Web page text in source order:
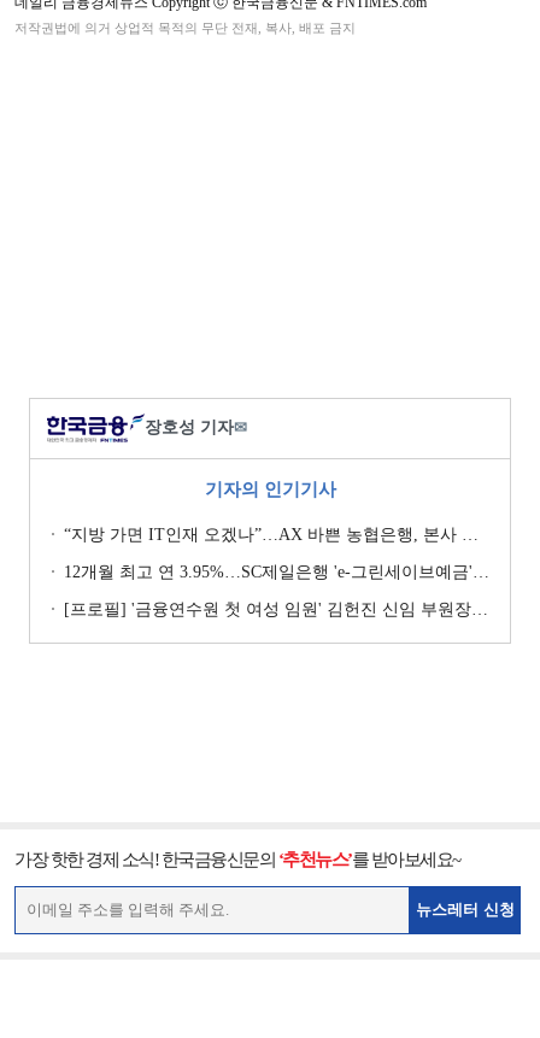
저작권법에 의거 상업적 목적의 무단 전재, 복사, 배포 금지
장호성 기자✉
기자의 인기기사
“지방 가면 IT인재 오겠나”…AX 바쁜 농협은행, 본사 이전설에 ‘긴장’ [막 오른 금융권 하투(夏鬪)]
12개월 최고 연 3.95%…SC제일은행 'e-그린세이브예금' [이주의 은행 예금금리-8월 1주]
[프로필] '금융연수원 첫 여성 임원' 김헌진 신임 부원장···교육·디지털·기획 '올라운더'
가장 핫한 경제 소식! 한국금융신문의 ‘추천뉴스’를 받아보세요~
뉴스레터 신청